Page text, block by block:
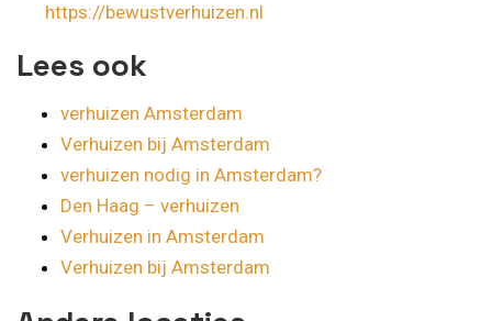
https://bewustverhuizen.nl
Lees ook
verhuizen Amsterdam
Verhuizen bij Amsterdam
verhuizen nodig in Amsterdam?
Den Haag – verhuizen
Verhuizen in Amsterdam
Verhuizen bij Amsterdam